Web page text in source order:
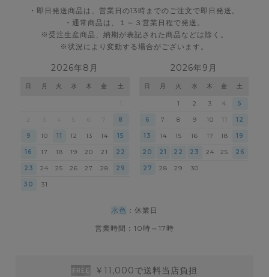
・即日発送商品は、営業日の13時までのご注文で即日発送。
・通常商品は、１～３営業日程で発送。
※受注生産商品、納期が表記された商品などは除く。
※状況により変動する場合がございます。
2026年8月
日 月 火 水 木 金 土
4 7 8
9 10 11 12 13 14 15
16 17 18 19 20 21 22
23 24 25 26 27 28 29
30 31
2026年9月
日 月 火 水 木 金 土
1 2 3 4 5
6 7 8 9 10 11 12
13 14 15 16 17 18 19
20 21 22 23 24 25 26
27 28 29 30
水色 ：休業日
営業時間：10時～17時
￥11,000で送料当店負担